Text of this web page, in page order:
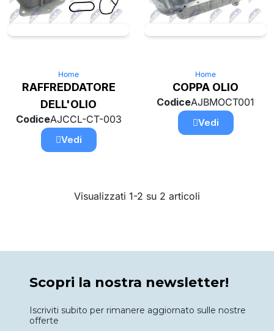
Home
RAFFREDDATORE
DELL'OLIO
CodiceAJCCL-CT-003
Vedi
Home
COPPA OLIO
CodiceAJBMOCT001
Vedi
Visualizzati 1-2 su 2 articoli
Scopri la nostra newsletter!
Iscriviti subito per rimanere aggiornato sulle nostre
offerte